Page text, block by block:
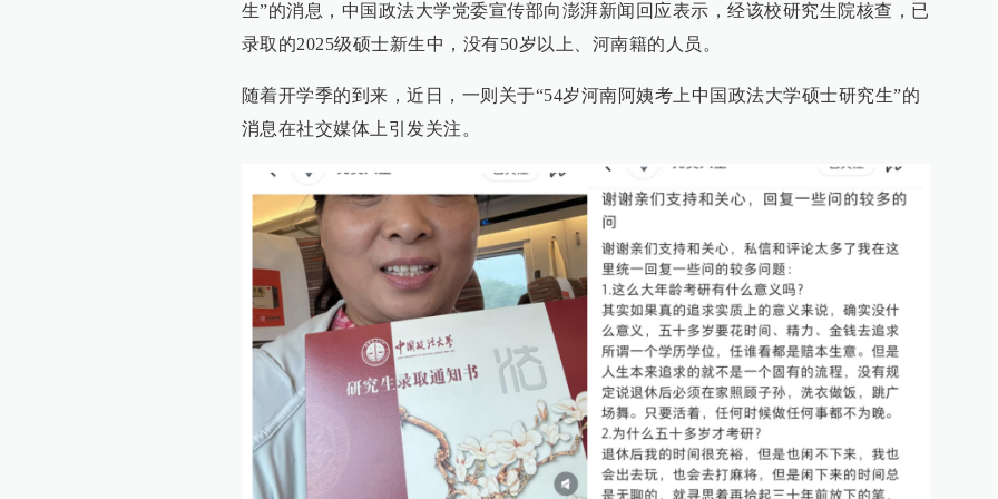
生”的消息，中国政法大学党委宣传部向澎湃新闻回应表示，经该校研究生院核查，已
录取的2025级硕士新生中，没有50岁以上、河南籍的人员。
随着开学季的到来，近日，一则关于“54岁河南阿姨考上中国政法大学硕士研究生”的
消息在社交媒体上引发关注。